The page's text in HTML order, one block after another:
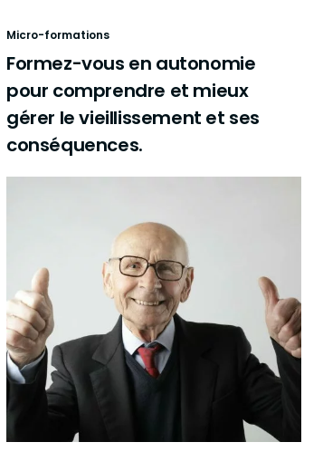
Micro-formations
Formez-vous en autonomie
pour comprendre et mieux
gérer le vieillissement et ses
conséquences.